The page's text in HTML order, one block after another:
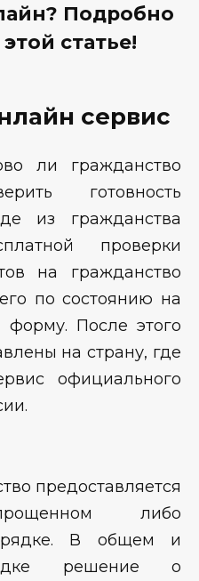
Подробно
статье!
сервис
ли гражданство
готовность
из гражданства
проверки
на гражданство
по состоянию на
форму. После этого
на страну, где
официального
предоставляется
либо
В общем и
решение о